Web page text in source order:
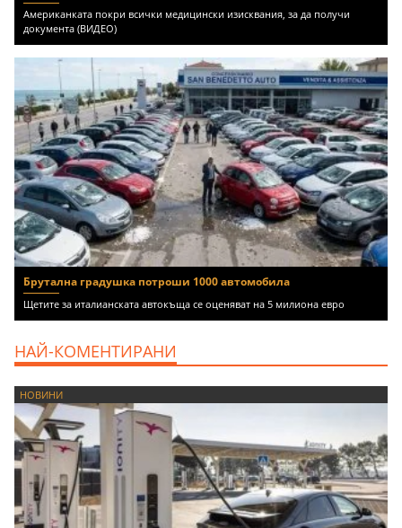
Американката покри всички медицински изисквания, за да получи
документа (ВИДЕО)
Брутална градушка потроши 1000 автомобила
Щетите за италианската автокъща се оценяват на 5 милиона евро
НАЙ-КОМЕНТИРАНИ
НОВИНИ